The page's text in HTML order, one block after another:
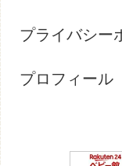
プライバシー
プロフィール